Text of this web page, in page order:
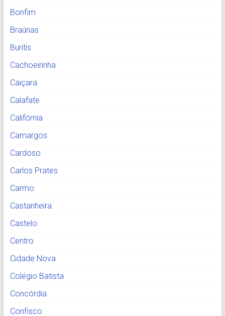
Bonfim
Braúnas
Buritis
Cachoeirinha
Caiçara
Calafate
Califórnia
Camargos
Cardoso
Carlos Prates
Carmo
Castanheira
Castelo
Centro
Cidade Nova
Colégio Batista
Concórdia
Confisco